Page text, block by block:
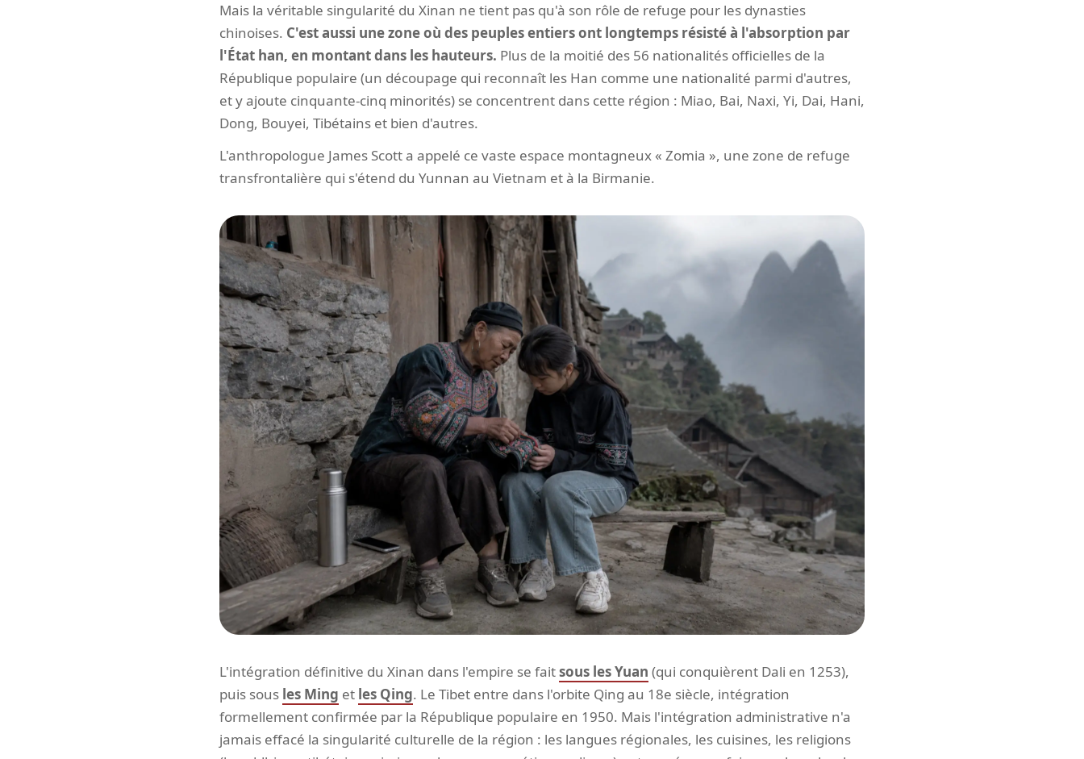
Mais la véritable singularité du Xinan ne tient pas qu'à son rôle de refuge pour les dynasties
chinoises. C'est aussi une zone où des peuples entiers ont longtemps résisté à l'absorption par
l'État han, en montant dans les hauteurs. Plus de la moitié des 56 nationalités officielles de la
République populaire (un découpage qui reconnaît les Han comme une nationalité parmi d'autres,
et y ajoute cinquante-cinq minorités) se concentrent dans cette région : Miao, Bai, Naxi, Yi, Dai, Hani,
Dong, Bouyei, Tibétains et bien d'autres.
L'anthropologue James Scott a appelé ce vaste espace montagneux « Zomia », une zone de refuge
transfrontalière qui s'étend du Yunnan au Vietnam et à la Birmanie.
L'intégration définitive du Xinan dans l'empire se faitsous les Yuan (qui conquièrent Dali en 1253),
puis sous les Ming et les Qing. Le Tibet entre dans l'orbite Qing au 18e siècle, intégration
formellement confirmée par la République populaire en 1950. Mais l'intégration administrative n'a
jamais effacé la singularité culturelle de la région : les langues régionales, les cuisines, les religions